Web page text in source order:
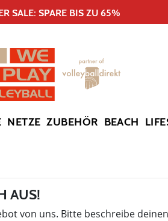
SALE: SPARE BIS ZU 65%
NETZE ZUBEHÖR BEACH
AUS!
von uns. Bitte beschreibe